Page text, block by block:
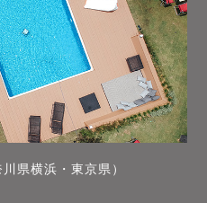
県横浜・東京県）